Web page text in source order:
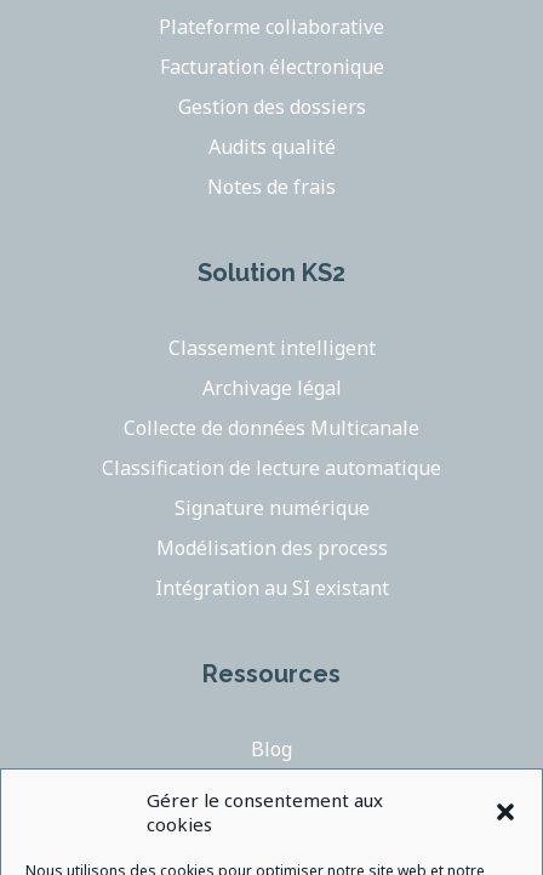
Gérer le consentement aux
cookies
Nous utilisons des cookies pour optimiser notre site web et notre
Plateforme collaborative
Facturation électronique
Gestion des dossiers
Audits qualité
Notes de frais
Solution KS2
Classement intelligent
Archivage légal
Collecte de données Multicanale
Classification de lecture automatique
Signature numérique
Modélisation des process
Intégration au SI existant
Ressources
Blog
Videos
Contact